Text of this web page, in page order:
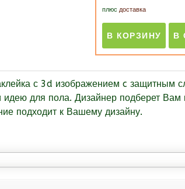
плюс доставка
с 3d изображением c защитным
идею для пола. Дизайнер подберет
подходит к Вашему дизайну.